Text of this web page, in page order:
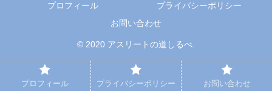
プロフィール
プライバシーポリシー
お問い合わせ
© 2020 アスリートの道しるべ.
プロフィール プライバシーポリシー お問い合わせ